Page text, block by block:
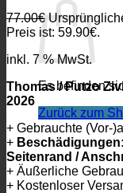
Es befinden
Zurück zum
77.00€
Preis ist: 59.90€.
inkl. 7 % MwSt.
Thomas / Putzo
2026
+ Gebrauchte (Vor-
+
Seitenrand /
+ Äußerliche
+ Kostenloser